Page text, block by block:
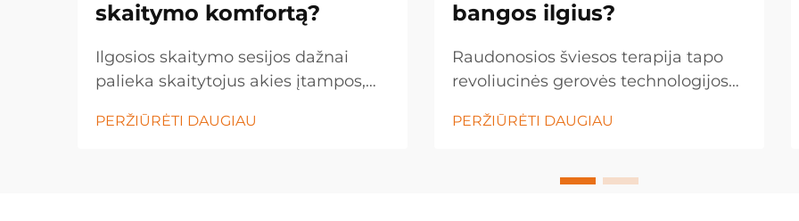
skaitymo komfortą?
Ilgosios skaitymo sesijos dažnai
palieka skaitytojus akies įtampos,
būsenoje, ypač kai naudojama
PERŽIŪRĖTI DAUGIAU
bangos ilgius?
Raudonosios šviesos terapija tapo
revoliucinės gerovės technologijos
šviesos bangos ilgių galią, kad
regeneraciją. Ši inovacinė gydymo
PERŽIŪRĖTI DAUGIAU